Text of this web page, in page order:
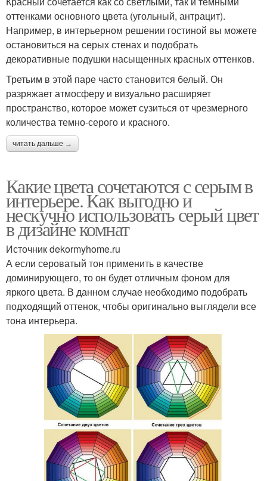
оттенками основного цвета (угольный, антрацит).
Например, в интерьерном решении гостиной вы можете
остановиться на серых стенах и подобрать
декоративные подушки насыщенных красных оттенков.
Третьим в этой паре часто становится белый. Он
разряжает атмосферу и визуально расширяет
пространство, которое может сузиться от чрезмерного
количества темно-серого и красного.
читать дальше →
Какие цвета сочетаются с серым в
интерьере. Как выгодно и
нескучно использовать серый цвет
в дизайне комнат
Источник dekormyhome.ru
А если сероватый тон применить в качестве
доминирующего, то он будет отличным фоном для
яркого цвета. В данном случае необходимо подобрать
подходящий оттенок, чтобы оригинально выглядели все
тона интерьера.